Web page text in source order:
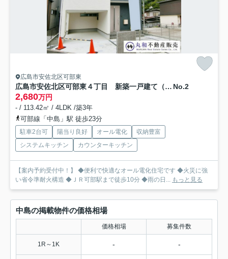
広島市安佐北区可部東
広島市安佐北区可部東４丁目 新築一戸建て（全４棟） No.2
2,680万円
- / 113.42㎡ / 4LDK /築3年
可部線「中島」駅 徒歩23分
駐車2台可 陽当り良好 オール電化
収納豊富
システムキッチン
カウンターキッチン
【案内予約受付中！】 ◆便利で快適なオール電化住宅です ◆火災に強
い省令準耐火構造 ◆ＪＲ可部駅まで徒歩10分 ◆雨の日... もっと見る
中島の掲載物件の価格相場
価格相場 募集件数
1R～1K - -